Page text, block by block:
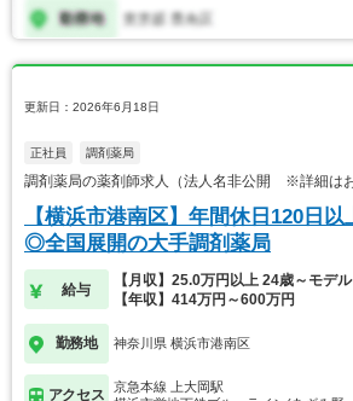
更新日：2026年6月18日
正社員 調剤薬局
調剤薬局の薬剤師求人（法人名非公開 ※詳細はお
【横浜市港南区】年間休日120日
◎全国展開の大手調剤薬局
給与
【月収】25.0万円以上 24歳～モデル
【年収】414万円～600万円
勤務地 神奈川県 横浜市港南区
アクセス
京急本線 上大岡駅